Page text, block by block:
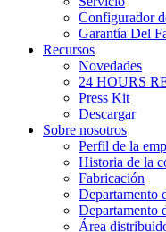
Configurador
Garantía Del
Recursos
Novedades
24 HOURS
Press Kit
Descargar
Sobre nosotros
Perfil de la
Historia de la
Fabricación
Departamento
Departamento
Área